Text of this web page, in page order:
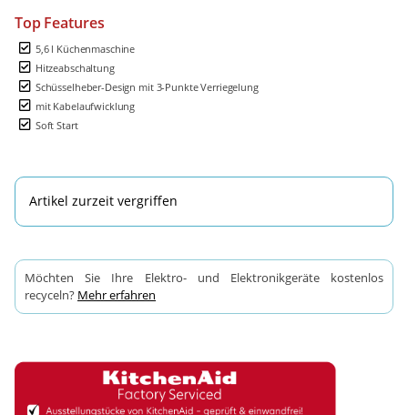
Top Features
5,6 l Küchenmaschine
Hitzeabschaltung
Schüsselheber-Design mit 3-Punkte Verriegelung
mit Kabelaufwicklung
Soft Start
Artikel zurzeit vergriffen
Möchten Sie Ihre Elektro- und Elektronikgeräte kostenlos
recyceln? Mehr erfahren